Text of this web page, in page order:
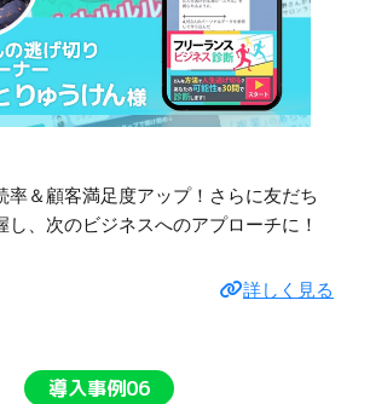
率＆顧客満足度アップ！さらに友だち
し、次のビジネスへのアプローチに！
詳しく見る
導入事例06